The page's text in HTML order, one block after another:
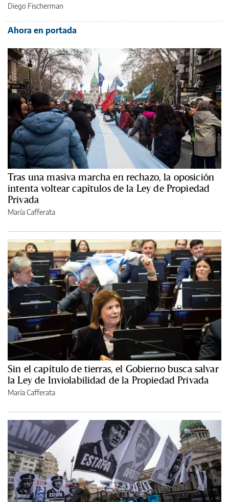
Diego Fischerman
Ahora en portada
Tras una masiva marcha en rechazo, la oposición
intenta voltear capítulos de la Ley de Propiedad
Privada
María Cafferata
Sin el capítulo de tierras, el Gobierno busca salvar
la Ley de Inviolabilidad de la Propiedad Privada
María Cafferata